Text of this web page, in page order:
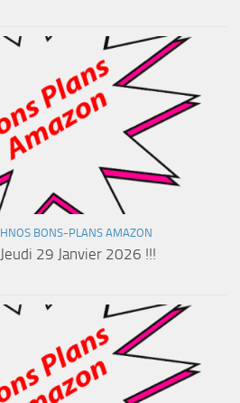
BONS-PLANS AMAZON
29 Janvier 2026 !!!